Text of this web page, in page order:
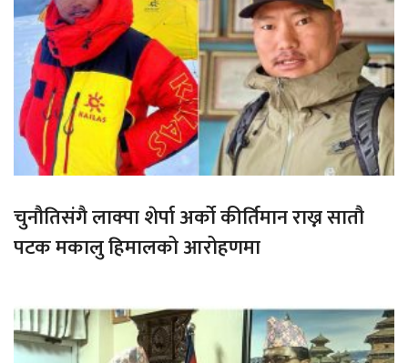
चुनौतिसंगै लाक्पा शेर्पा अर्को कीर्तिमान राख्न सातौ
पटक मकालु हिमालको आरोहणमा